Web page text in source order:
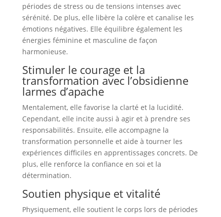
périodes de stress ou de tensions intenses avec
sérénité. De plus, elle libère la colère et canalise les
émotions négatives. Elle équilibre également les
énergies féminine et masculine de façon
harmonieuse.
Stimuler le courage et la
transformation avec l’obsidienne
larmes d’apache
Mentalement, elle favorise la clarté et la lucidité.
Cependant, elle incite aussi à agir et à prendre ses
responsabilités. Ensuite, elle accompagne la
transformation personnelle et aide à tourner les
expériences difficiles en apprentissages concrets. De
plus, elle renforce la confiance en soi et la
détermination.
Soutien physique et vitalité
Physiquement, elle soutient le corps lors de périodes